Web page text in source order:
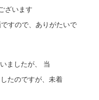
ざいます
すので、ありがたいで
ましたが、 当
たのですが、未着